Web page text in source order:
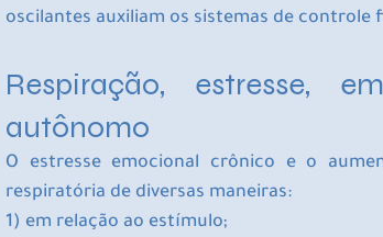
oscilantes auxiliam os sistemas de controle
Respiração, estresse,
autônomo
O estresse emocional crônico e o
respiratória de diversas maneiras:
1) em relação ao estímulo;